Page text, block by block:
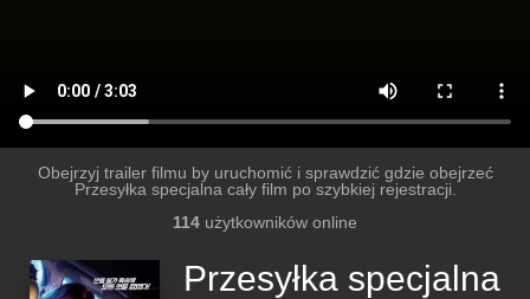
Obejrzyj trailer filmu by uruchomić i sprawdzić gdzie obejrzeć
Przesyłka specjalna cały film po szybkiej rejestracji.
114 użytkowników online
Przesyłka specjalna